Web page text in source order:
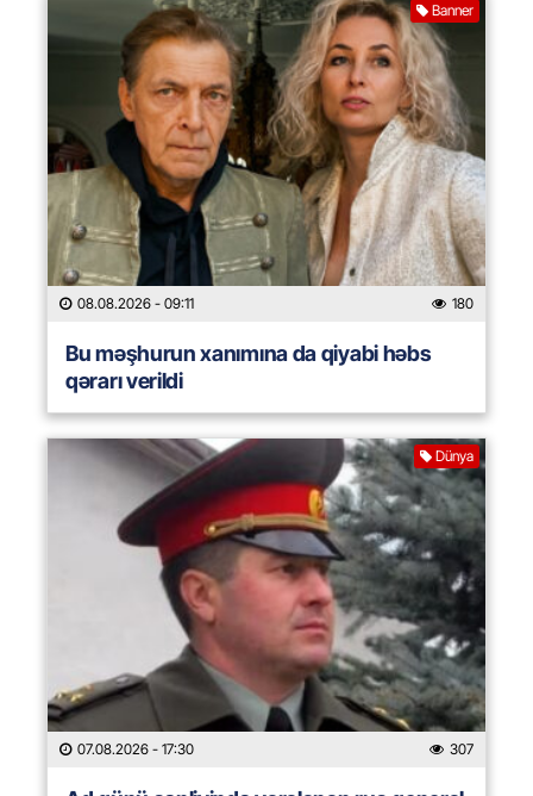
Banner
08.08.2026 - 09:11 180
Bu məşhurun xanımına da qiyabi həbs
qərarı verildi
Dünya
07.08.2026 - 17:30 307